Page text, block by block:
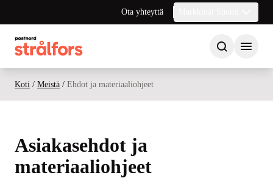
Ota yhteyttä
Koti / Meistä / Ehdot ja materiaaliohjeet
Asiakasehdot ja
materiaaliohjeet